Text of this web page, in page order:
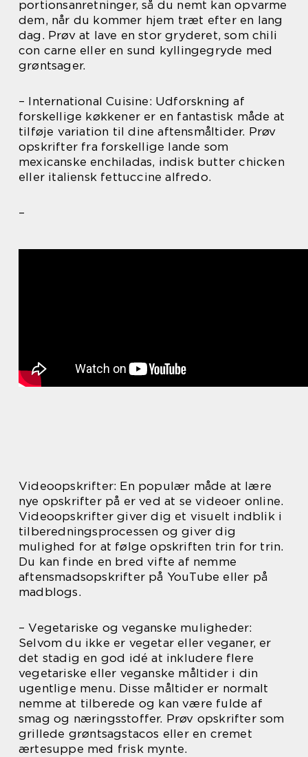
portionsanretninger, så du nemt kan opvarme
dem, når du kommer hjem træt efter en lang
dag. Prøv at lave en stor gryderet, som chili
con carne eller en sund kyllingegryde med
grøntsager.
– International Cuisine: Udforskning af
forskellige køkkener er en fantastisk måde at
tilføje variation til dine aftensmåltider. Prøv
opskrifter fra forskellige lande som
mexicanske enchiladas, indisk butter chicken
eller italiensk fettuccine alfredo.
–
Videoopskrifter: En populær måde at lære
nye opskrifter på er ved at se videoer online.
Videoopskrifter giver dig et visuelt indblik i
tilberedningsprocessen og giver dig
mulighed for at følge opskriften trin for trin.
Du kan finde en bred vifte af nemme
aftensmadsopskrifter på YouTube eller på
madblogs.
– Vegetariske og veganske muligheder:
Selvom du ikke er vegetar eller veganer, er
det stadig en god idé at inkludere flere
vegetariske eller veganske måltider i din
ugentlige menu. Disse måltider er normalt
nemme at tilberede og kan være fulde af
smag og næringsstoffer. Prøv opskrifter som
grillede grøntsagstacos eller en cremet
ærtesuppe med frisk mynte.